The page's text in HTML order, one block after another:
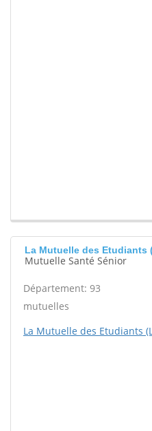
La Mutuelle des Etudiants
Mutuelle Santé Sénior
Département: 93
mutuelles
La Mutuelle des Etudiants